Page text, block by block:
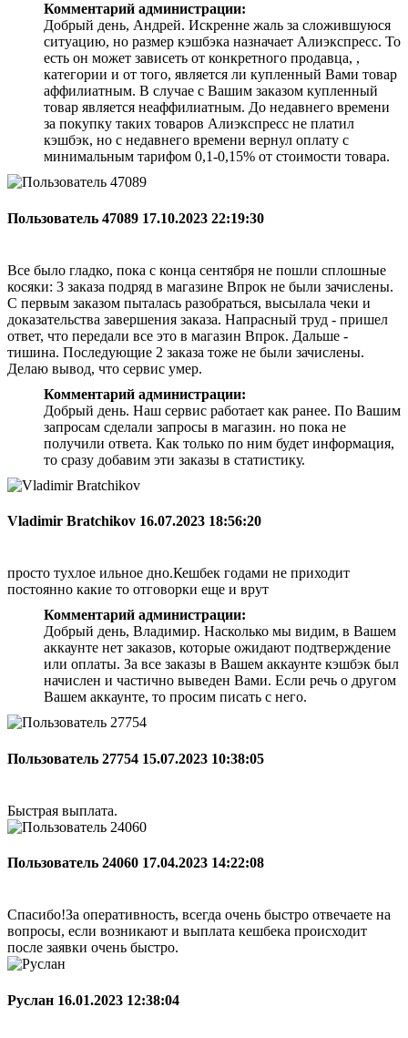
Комментарий администрации:
Добрый день, Андрей. Искренне жаль за сложившуюся
ситуацию, но размер кэшбэка назначает Алиэкспресс. То
есть он может зависеть от конкретного продавца, ,
категории и от того, является ли купленный Вами товар
аффилиатным. В случае с Вашим заказом купленный
товар является неаффилиатным. До недавнего времени
за покупку таких товаров Алиэкспресс не платил
кэшбэк, но с недавнего времени вернул оплату с
минимальным тарифом 0,1-0,15% от стоимости товара.
Пользователь 47089 17.10.2023 22:19:30
Все было гладко, пока с конца сентября не пошли сплошные
косяки: 3 заказа подряд в магазине Впрок не были зачислены.
С первым заказом пыталась разобраться, высылала чеки и
доказательства завершения заказа. Напрасный труд - пришел
ответ, что передали все это в магазин Впрок. Дальше -
тишина. Последующие 2 заказа тоже не были зачислены.
Делаю вывод, что сервис умер.
Комментарий администрации:
Добрый день. Наш сервис работает как ранее. По Вашим
запросам сделали запросы в магазин. но пока не
получили ответа. Как только по ним будет информация,
то сразу добавим эти заказы в статистику.
Vladimir Bratchikov 16.07.2023 18:56:20
просто тухлое ильное дно.Кешбек годами не приходит
постоянно какие то отговорки еще и врут
Комментарий администрации:
Добрый день, Владимир. Насколько мы видим, в Вашем
аккаунте нет заказов, которые ожидают подтверждение
или оплаты. За все заказы в Вашем аккаунте кэшбэк был
начислен и частично выведен Вами. Если речь о другом
Вашем аккаунте, то просим писать с него.
Пользователь 27754 15.07.2023 10:38:05
Быстрая выплата.
Пользователь 24060 17.04.2023 14:22:08
Спасибо!За оперативность, всегда очень быстро отвечаете на
вопросы, если возникают и выплата кешбека происходит
после заявки очень быстро.
Руслан 16.01.2023 12:38:04